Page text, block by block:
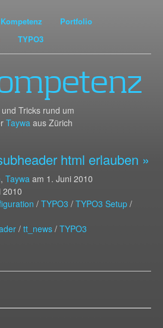
Kompetenz
Portfolio
TYPO3
Tricks rund um
Taywa aus Zürich
html erlauben »
, Taywa am 1. Juni 2010
2010
/ TYPO3 / TYPO3 Setup /
/ tt_news / TYPO3